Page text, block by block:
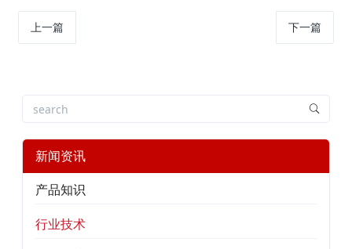
上一篇 下一篇
新闻资讯
产品知识
行业技术